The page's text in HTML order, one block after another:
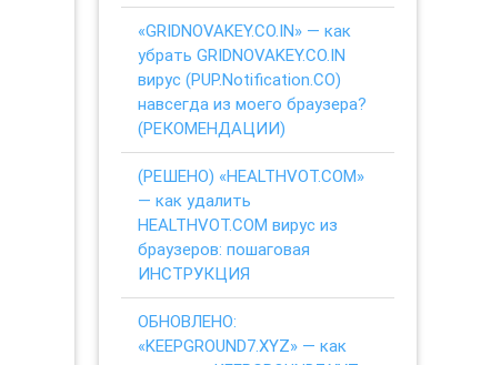
«GRIDNOVAKEY.CO.IN» — как
убрать GRIDNOVAKEY.CO.IN
вирус (PUP.Notification.CO)
навсегда из моего браузера?
(РЕКОМЕНДАЦИИ)
(РЕШЕНО) «HEALTHVOT.COM»
— как удалить
HEALTHVOT.COM вирус из
браузеров: пошаговая
ИНСТРУКЦИЯ
ОБНОВЛЕНО:
«KEEPGROUND7.XYZ» — как